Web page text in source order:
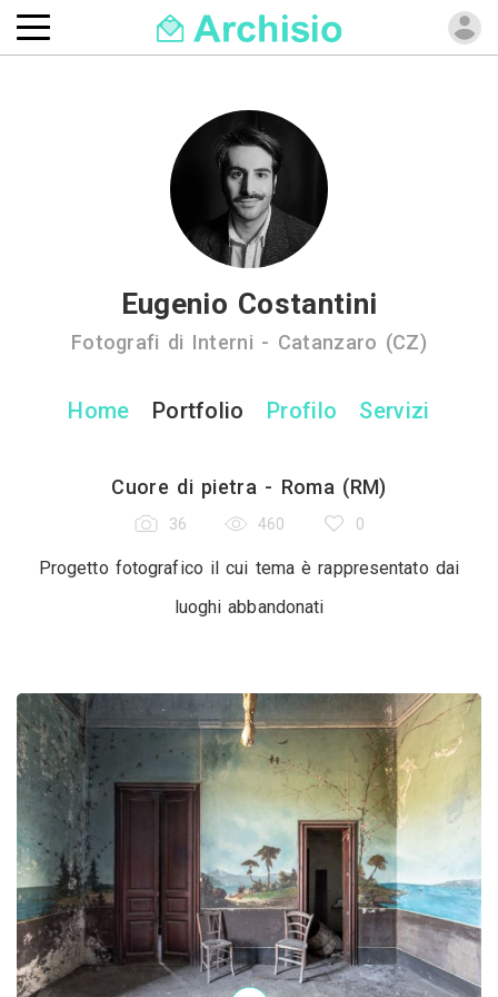
Eugenio Costantini
Fotografi di Interni - Catanzaro (CZ)
Home Portfolio Profilo Servizi
Cuore di pietra - Roma (RM)
36 460 0
Progetto fotografico il cui tema è rappresentato dai
luoghi abbandonati